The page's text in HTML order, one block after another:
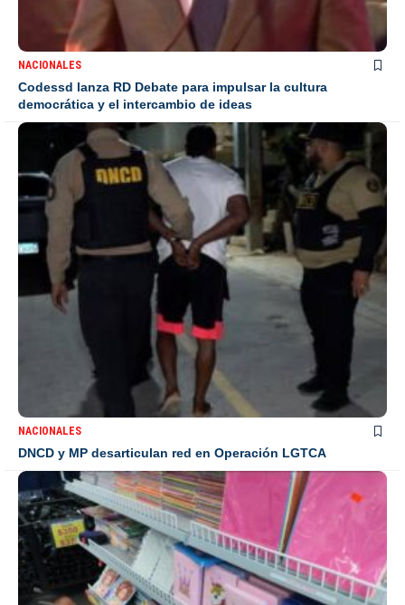
NACIONALES
Codessd lanza RD Debate para impulsar la cultura
democrática y el intercambio de ideas
NACIONALES
DNCD y MP desarticulan red en Operación LGTCA